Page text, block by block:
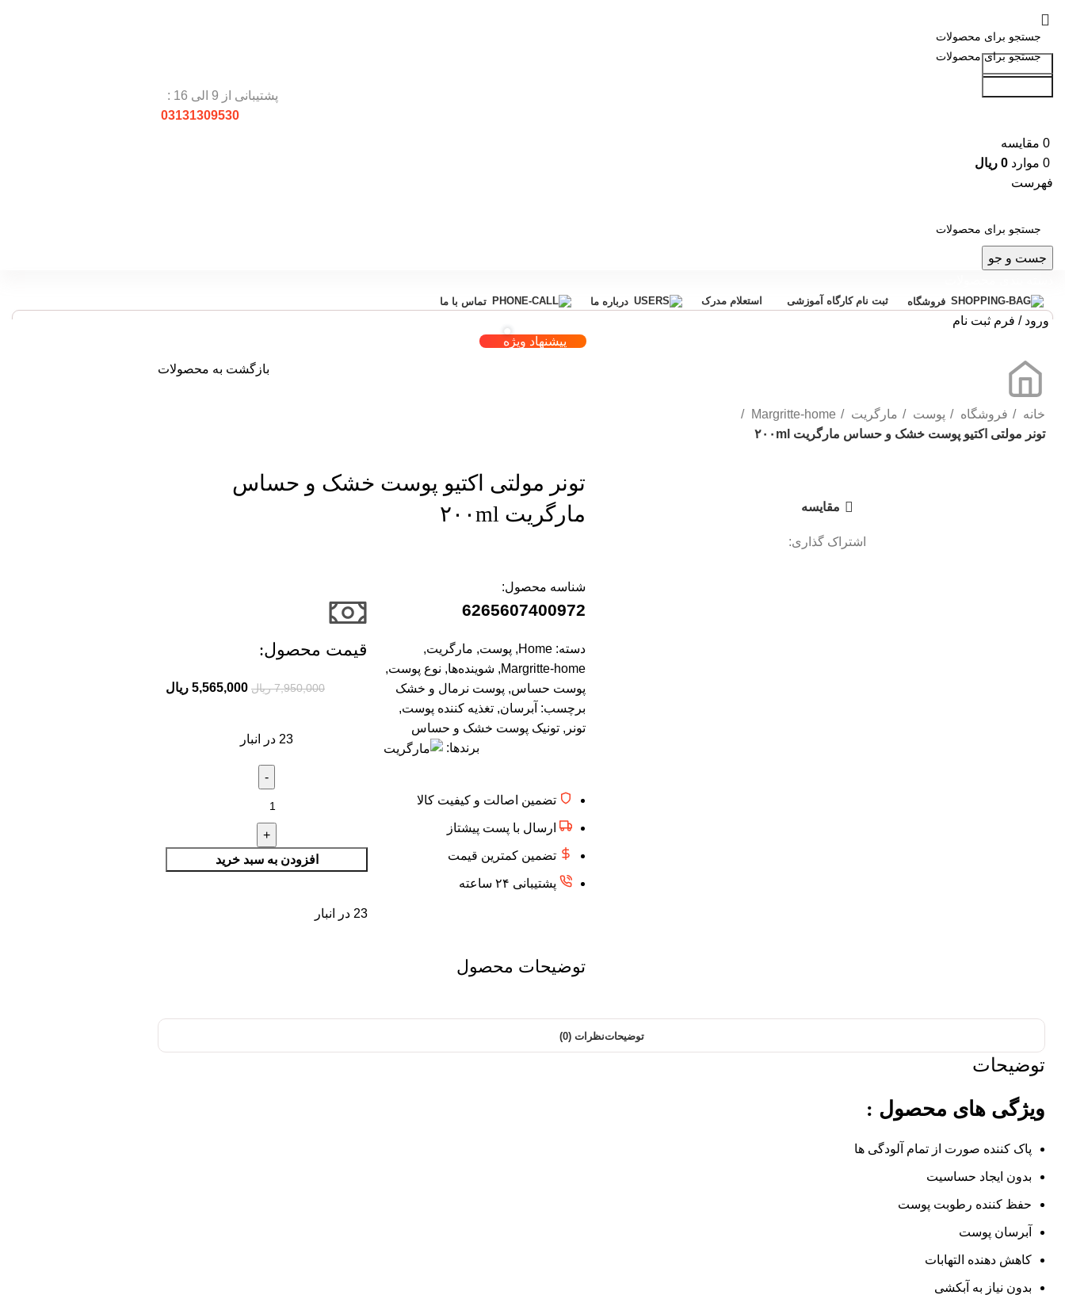
جست و جو
پشتیبانی از 9 الی 16 :
03131309530
0 مقایسه
0 موارد 0 ریال
فهرست
جست و جو
فروشگاه ثبت نام کارگاه آموزشی استعلام مدرک درباره ما تماس با ما
ورود / فرم ثبت نام
پیشنهاد ویژه
خانه فروشگاه پوست مارگریت
Margritte-home
تونر مولتی اکتیو پوست خشک و حساس مارگریت ۲۰۰ml
بازگشت به محصولات
مقایسه
اشتراک گذاری:
تونر مولتی اکتیو پوست خشک و حساس
مارگریت ۲۰۰ml
شناسه محصول:
6265607400972
دسته: Home
, پوست, مارگریت,
Margritte-home
, شوینده‌ها, نوع پوست,
پوست حساس, پوست نرمال و خشک
برچسب: آبرسان, تغذیه کننده پوست,
تونر , تونیک پوست خشک و حساس
برندها:
تضمین اصالت و کیفیت کالا
ارسال با پست پیشتاز
تضمین کمترین قیمت
پشتیبانی ۲۴ ساعته
قیمت محصول:​
7,950,000 ریال 5,565,000 ریال
23 در انبار
افزودن به سبد خرید
23 در انبار
توضیحات محصول
توضیحاتنظرات (0)
توضیحات
ویژگی های محصول :
پاک کننده صورت از تمام آلودگی ها
بدون ایجاد حساسیت
حفظ کننده رطوبت پوست
آبرسان پوست
کاهش دهنده التهابات
بدون نیاز به آبکشی